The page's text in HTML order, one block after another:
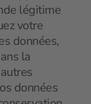
légitime
votre
données,
la
données